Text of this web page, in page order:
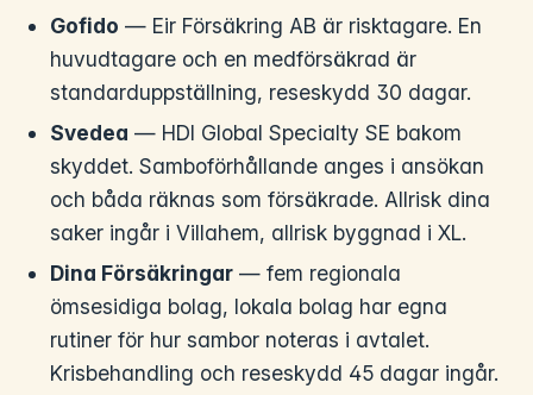
Gofido — Eir Försäkring AB är risktagare. En
huvudtagare och en medförsäkrad är
standarduppställning, reseskydd 30 dagar.
Svedea — HDI Global Specialty SE bakom
skyddet. Samboförhållande anges i ansökan
och båda räknas som försäkrade. Allrisk dina
saker ingår i Villahem, allrisk byggnad i XL.
Dina Försäkringar — fem regionala
ömsesidiga bolag, lokala bolag har egna
rutiner för hur sambor noteras i avtalet.
Krisbehandling och reseskydd 45 dagar ingår.